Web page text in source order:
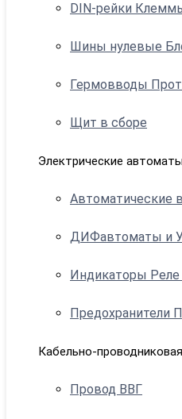
DIN-рейки
Шины нулевые
Гермовводы
Щит в сборе
Электрические
Автоматические
ДИФавтоматы и
Индикаторы Реле
Предохранители
Кабельно-
Провод ВВГ